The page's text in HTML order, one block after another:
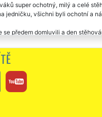
super ochotný, milý a celé
jedničku, všichni byli ochotní a
předem domluvili a den
jsem si přála.
dvakrát stěhovací službu této
za stěhování.
za vaši ochotu.